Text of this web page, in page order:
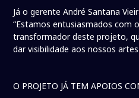
Já o gerente André Santana
“Estamos entusiasmados com
transformador deste projeto,
dar visibilidade aos nossos
O PROJETO JÁ TEM APOIOS